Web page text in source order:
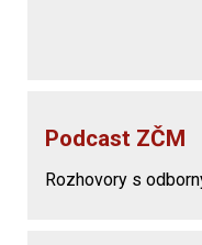
Podcast ZČM
Rozhovory s